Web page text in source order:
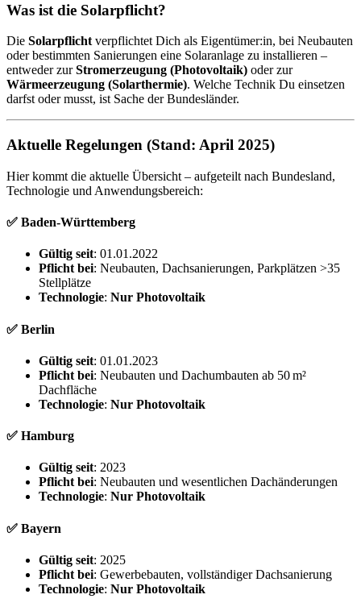
Was ist die Solarpflicht?
Die Solarpflicht verpflichtet Dich als Eigentümer:in, bei Neubauten
oder bestimmten Sanierungen eine Solaranlage zu installieren –
entweder zurStromerzeugung (Photovoltaik) oder zur
Wärmeerzeugung (Solarthermie). Welche Technik Du einsetzen
darfst oder musst, ist Sache der Bundesländer.
Aktuelle Regelungen (Stand: April 2025)
Hier kommt die aktuelle Übersicht – aufgeteilt nach Bundesland,
Technologie und Anwendungsbereich:
✅ Baden-Württemberg
Gültig seit: 01.01.2022
Pflicht bei: Neubauten, Dachsanierungen, Parkplätzen >35
Stellplätze
Technologie: Nur Photovoltaik
✅ Berlin
Gültig seit: 01.01.2023
Pflicht bei: Neubauten und Dachumbauten ab 50 m²
Dachfläche
Technologie: Nur Photovoltaik
✅ Hamburg
Gültig seit: 2023
Pflicht bei: Neubauten und wesentlichen Dachänderungen
Technologie: Nur Photovoltaik
✅ Bayern
Gültig seit: 2025
Pflicht bei: Gewerbebauten, vollständiger Dachsanierung
Technologie: Nur Photovoltaik